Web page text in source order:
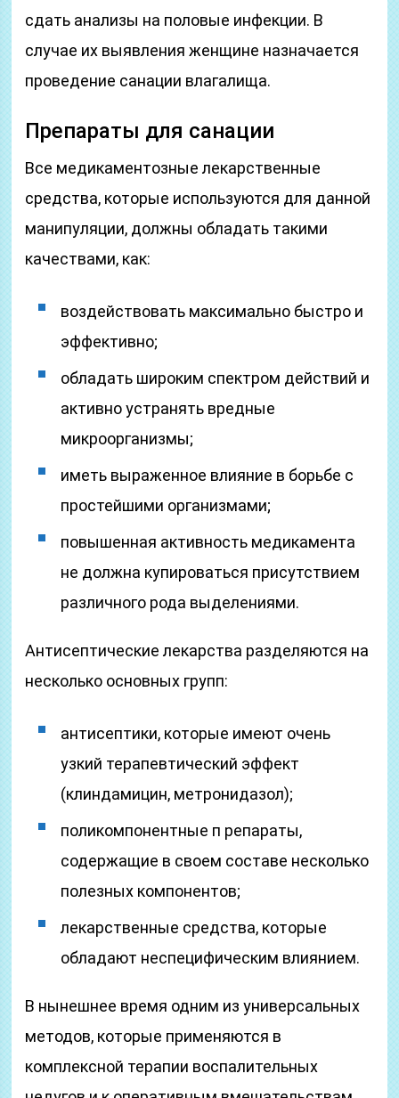
сдать анализы на половые инфекции. В
случае их выявления женщине назначается
проведение санации влагалища.
Препараты для санации
Все медикаментозные лекарственные
средства, которые используются для данной
манипуляции, должны обладать такими
качествами, как:
воздействовать максимально быстро и
эффективно;
обладать широким спектром действий и
активно устранять вредные
микроорганизмы;
иметь выраженное влияние в борьбе с
простейшими организмами;
повышенная активность медикамента
не должна купироваться присутствием
различного рода выделениями.
Антисептические лекарства разделяются на
несколько основных групп:
антисептики, которые имеют очень
узкий терапевтический эффект
(клиндамицин, метронидазол);
поликомпонентные п репараты,
содержащие в своем составе несколько
полезных компонентов;
лекарственные средства, которые
обладают неспецифическим влиянием.
В нынешнее время одним из универсальных
методов, которые применяются в
комплексной терапии воспалительных